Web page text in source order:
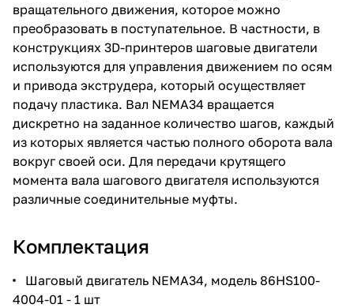
вращательного движения, которое можно
преобразовать в поступательное. В частности, в
конструкциях 3D-принтеров шаговые двигатели
используются для управления движением по осям
и привода экструдера, который осуществляет
подачу пластика. Вал NEMA34 вращается
дискретно на заданное количество шагов, каждый
из которых является частью полного оборота вала
вокруг своей оси. Для передачи крутящего
момента вала шагового двигателя используются
различные соединительные муфты.
Комплектация
Шаговый двигатель NEMA34, модель 86HS100-
4004-01 - 1 шт